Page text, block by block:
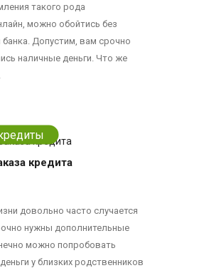
такого рода
можно обойтись без
Допустим, вам срочно
наличные деньги. Что же
кредита
довольно часто случается
нужны дополнительные
можно попробовать
у близких родственников